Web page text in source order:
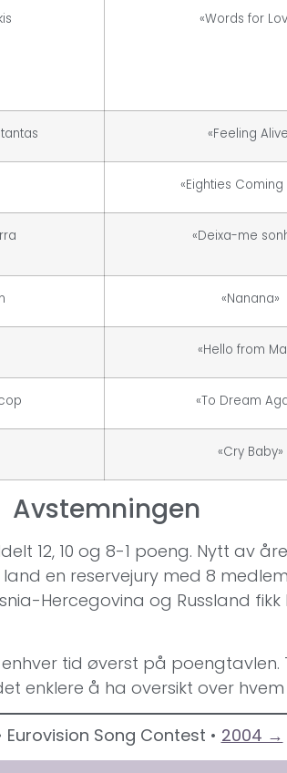
«Words for
«Feeling
«Eighties Coming
«Deixa-me
«Nanana»
«Hello from
«To Dream
«Cry Baby»
Avstemningen
12, 10 og 8-1 poeng. Nytt av
en reservejury med 8
Hercegovina og Russland fikk
tid øverst på
enklere å ha oversikt over
Eurovision Song Contest • 2004 →